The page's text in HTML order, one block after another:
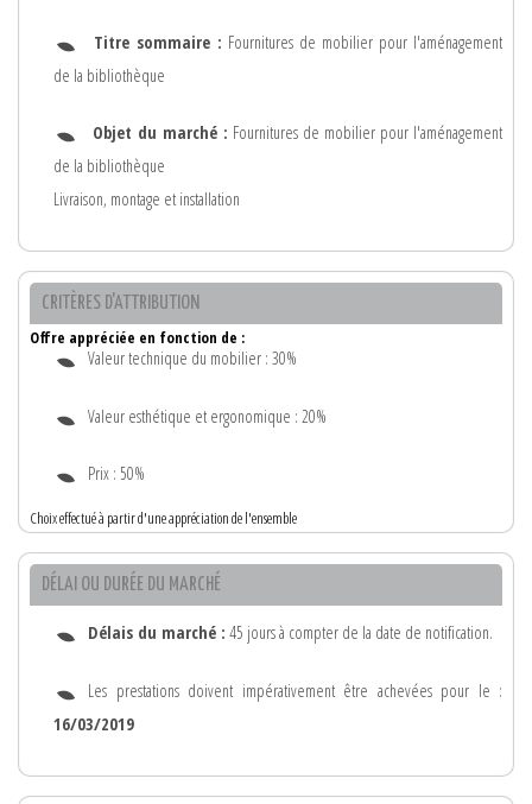
Titre sommaire : Fournitures de mobilier pour l'aménagement
de la bibliothèque
Objet du marché : Fournitures de mobilier pour l'aménagement
de la bibliothèque
Livraison, montage et installation
CRITÈRES D'ATTRIBUTION
Offre appréciée en fonction de :
Valeur technique du mobilier : 30%
Valeur esthétique et ergonomique : 20%
Prix : 50%
Choix effectué à partir d'une appréciation de l'ensemble
DÉLAI OU DURÉE DU MARCHÉ
Délais du marché : 45 jours à compter de la date de notification.
Les prestations doivent impérativement être achevées pour le :
16/03/2019